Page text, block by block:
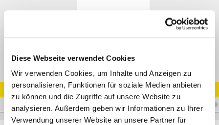
Diese Webseite verwendet Cookies
Wir verwenden Cookies, um Inhalte und Anzeigen zu
personalisieren, Funktionen für soziale Medien anbieten
zu können und die Zugriffe auf unsere Website zu
analysieren. Außerdem geben wir Informationen zu Ihrer
Verwendung unserer Website an unsere Partner für
Artikel Nr.
V.DTSVS10M16X1,5